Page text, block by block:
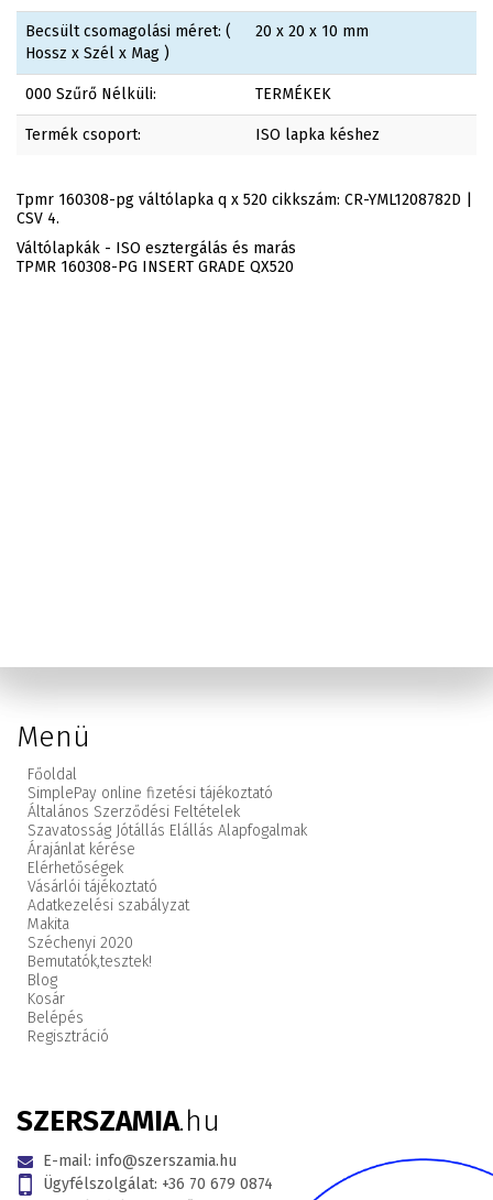
Becsült csomagolási méret: (
Hossz x Szél x Mag )
20 x 20 x 10 mm
000 Szűrő Nélküli: TERMÉKEK
Termék csoport: ISO lapka késhez
Tpmr 160308-pg váltólapka q x 520 cikkszám: CR-YML1208782D |
CSV 4.
Váltólapkák - ISO esztergálás és marás
TPMR 160308-PG INSERT GRADE QX520
Menü
Főoldal
SimplePay online fizetési tájékoztató
Általános Szerződési Feltételek
Szavatosság Jótállás Elállás Alapfogalmak
Árajánlat kérése
Elérhetőségek
Vásárlói tájékoztató
Adatkezelési szabályzat
Makita
Széchenyi 2020
Bemutatók,tesztek!
Blog
Kosár
Belépés
Regisztráció
SZERSZAMIA.hu
E-mail: info@szerszamia.hu
Ügyfélszolgálat: +36 70 679 0874